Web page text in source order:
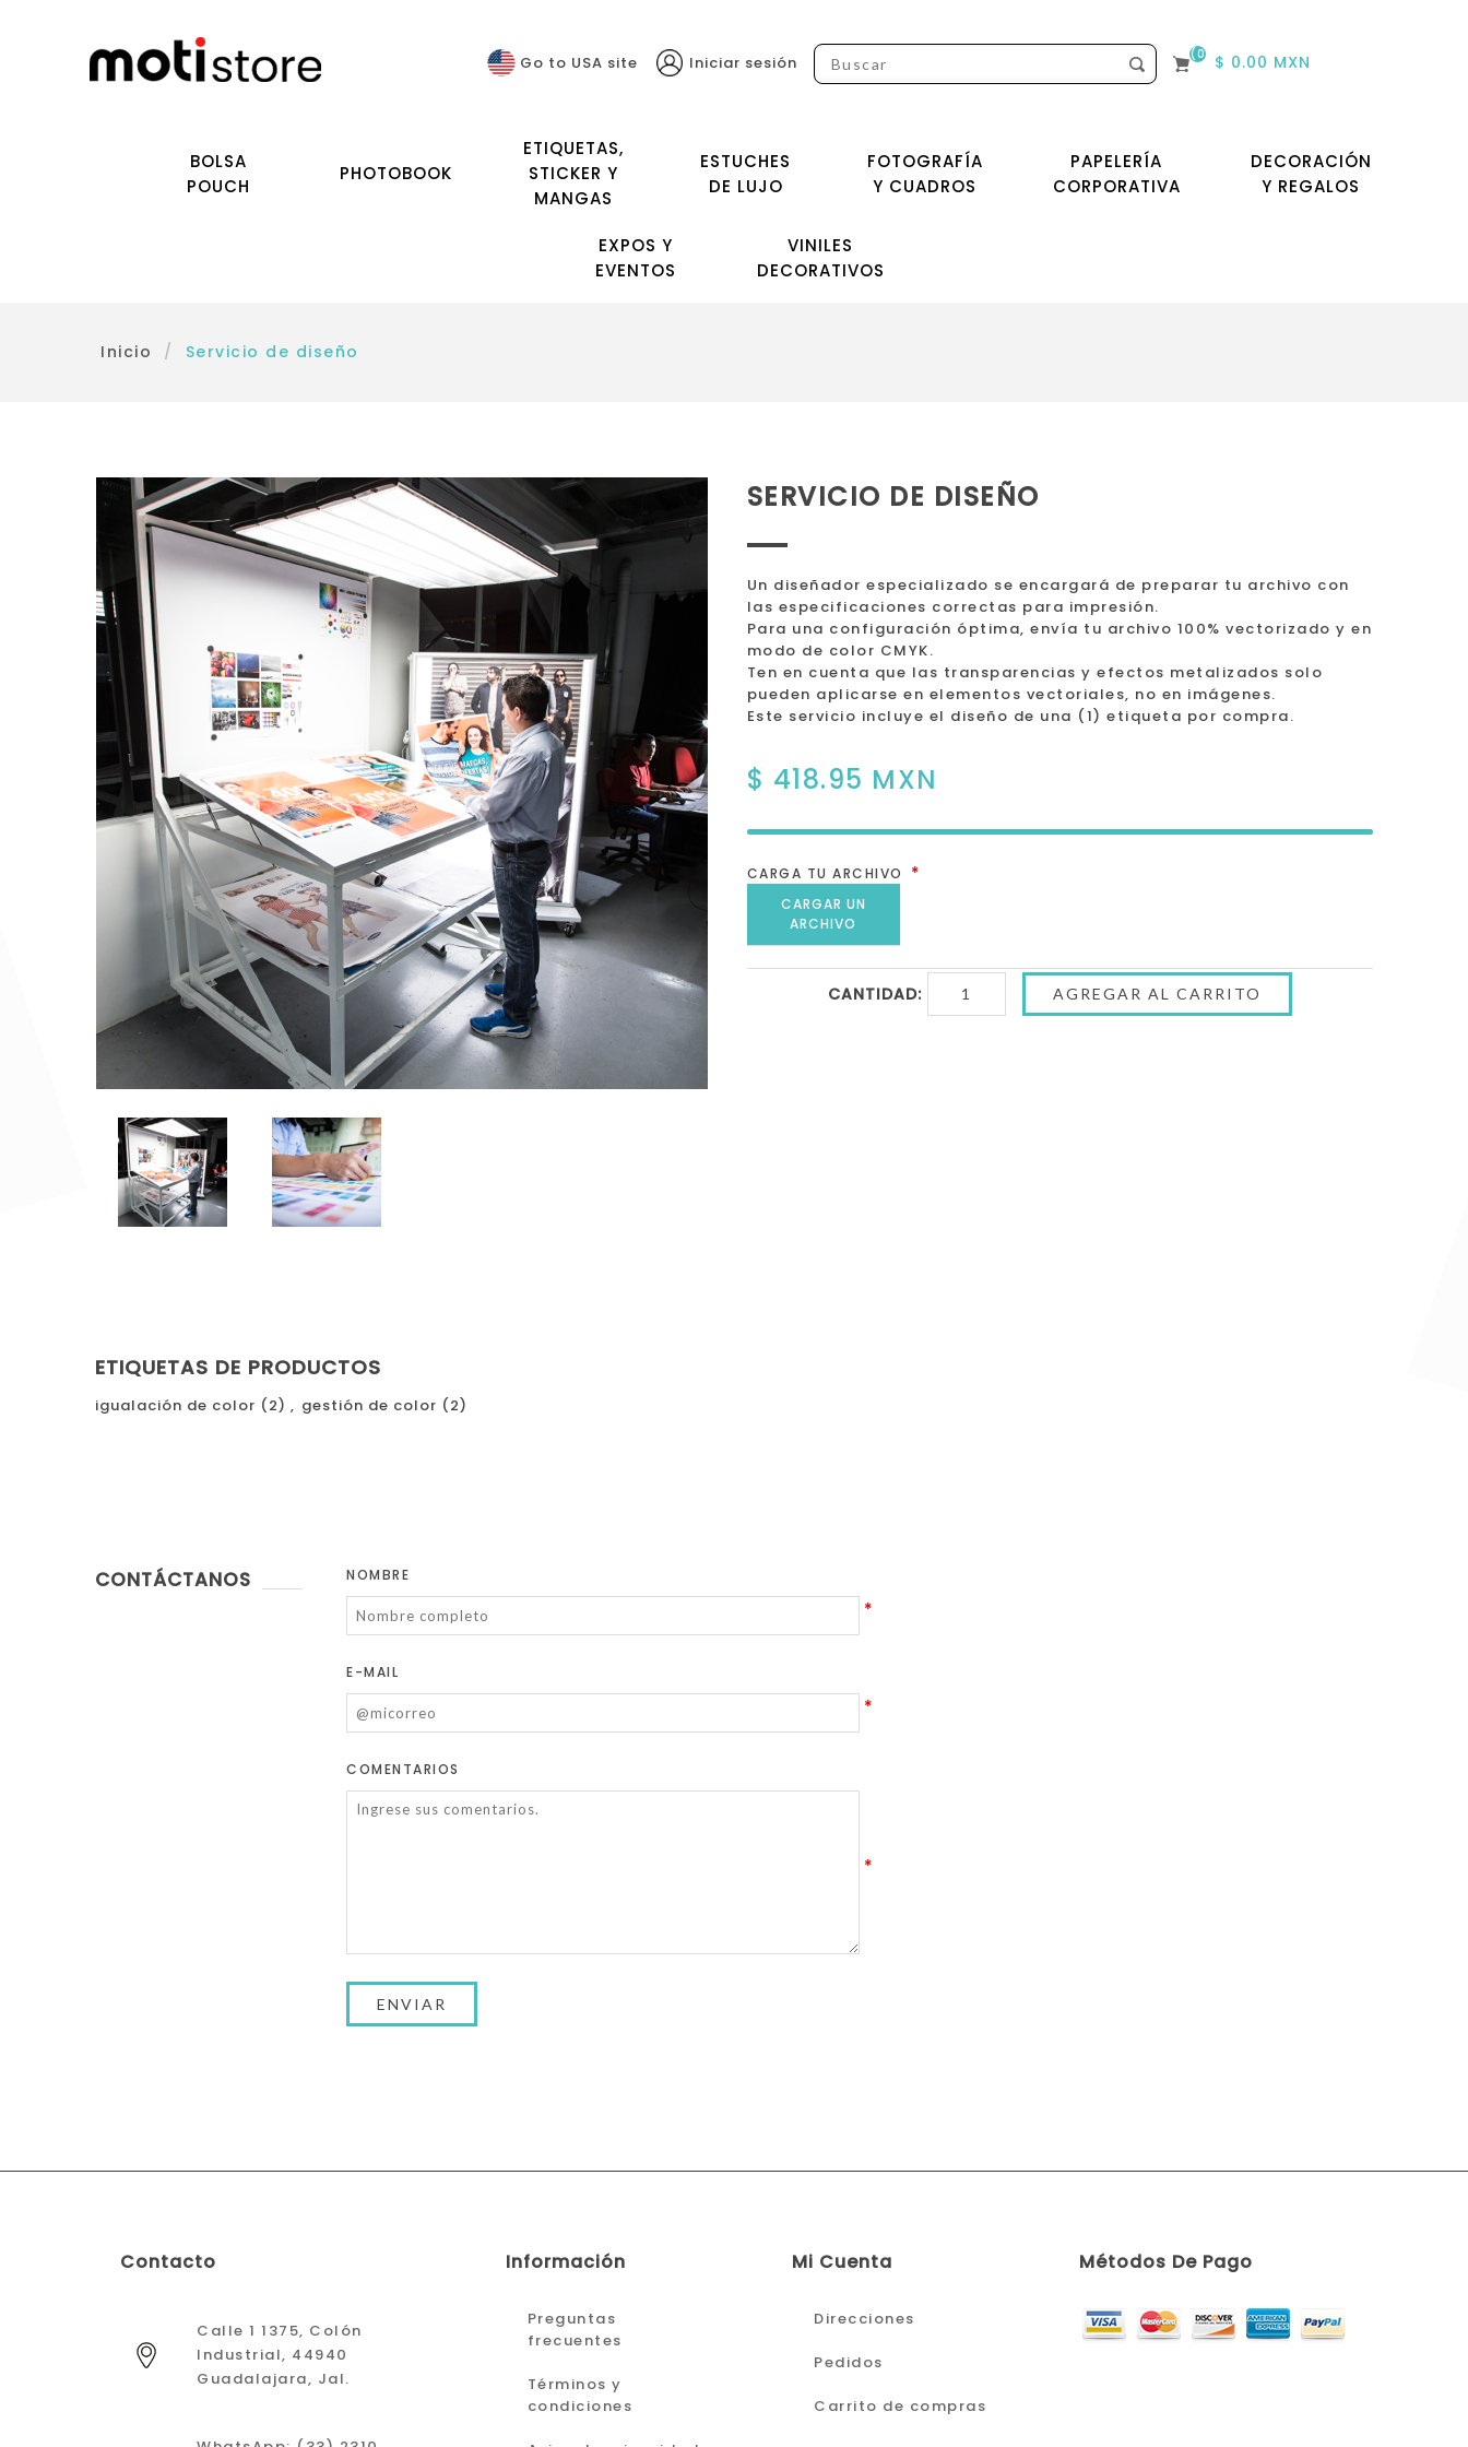
(0) $ 0.00 MXN
Go to USA site Iniciar sesión
BOLSA
POUCH
PHOTOBOOK
ETIQUETAS,
STICKER Y
MANGAS
ESTUCHES
DE LUJO
FOTOGRAFÍA
Y CUADROS
PAPELERÍA
CORPORATIVA
DECORACIÓN
Y REGALOS
EXPOS Y
EVENTOS
VINILES
DECORATIVOS
Inicio / Servicio de diseño
SERVICIO DE DISEÑO
Un diseñador especializado se encargará de preparar tu archivo con
las especificaciones correctas para impresión.
Para una configuración óptima, envía tu archivo 100% vectorizado y en
modo de color CMYK.
Ten en cuenta que las transparencias y efectos metalizados solo
pueden aplicarse en elementos vectoriales, no en imágenes.
Este servicio incluye el diseño de una (1) etiqueta por compra.
$ 418.95 MXN
CARGA TU ARCHIVO *
CARGAR UN
ARCHIVO
CANTIDAD:
ETIQUETAS DE PRODUCTOS
igualación de color (2) , gestión de color (2)
CONTÁCTANOS NOMBRE
*
E-MAIL
*
COMENTARIOS
*
Contacto
Calle 1 1375, Colón
Industrial, 44940
Guadalajara, Jal.
Información
Preguntas
frecuentes
Términos y
condiciones
Mi Cuenta
Direcciones
Pedidos
Carrito de compras
Métodos De Pago